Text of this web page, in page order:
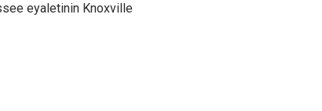
eyaletinin Knoxville